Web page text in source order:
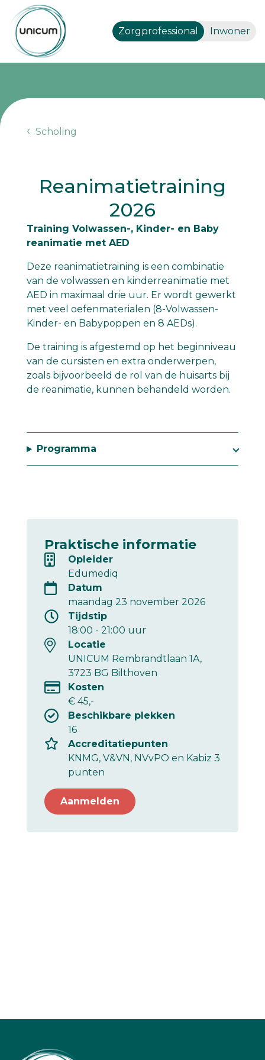
Zorgprofessional Inwoner
Scholing
Reanimatietraining
2026
Training Volwassen-, Kinder- en Baby
reanimatie met AED
Deze reanimatietraining is een combinatie
van de volwassen en kinderreanimatie met
AED in maximaal drie uur. Er wordt gewerkt
met veel oefenmaterialen (8-Volwassen-
Kinder- en Babypoppen en 8 AEDs).
De training is afgestemd op het beginniveau
van de cursisten en extra onderwerpen,
zoals bijvoorbeeld de rol van de huisarts bij
de reanimatie, kunnen behandeld worden.
Programma
Praktische informatie
Opleider
Edumediq
Datum
maandag 23 november 2026
Tijdstip
18:00 - 21:00 uur
Locatie
UNICUM Rembrandtlaan 1A,
3723 BG Bilthoven
Kosten
€ 45,-
Beschikbare plekken
16
Accreditatiepunten
KNMG, V&VN, NVvPO en Kabiz 3
punten
Aanmelden